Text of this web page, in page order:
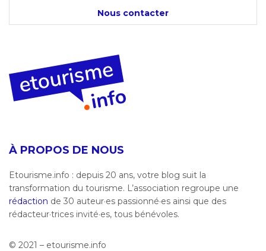
Nous contacter
À PROPOS DE NOUS
Etourisme.info : depuis 20 ans, votre blog suit la
transformation du tourisme. L’association regroupe une
rédaction de 30 auteur·es passionné·es ainsi que des
rédacteur·trices invité·es, tous bénévoles.
© 2021 – etourisme.info